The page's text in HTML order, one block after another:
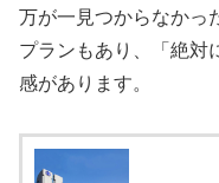
万が一見つからなかっ
プランもあり、「絶対
感があります。